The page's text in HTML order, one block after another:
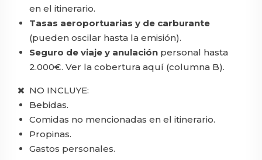
en el itinerario.
Tasas aeroportuarias y de carburante
(pueden oscilar hasta la emisión).
Seguro de viaje y anulación personal hasta
2.000€. Ver la cobertura aquí (columna B).
NO INCLUYE:
Bebidas.
Comidas no mencionadas en el itinerario.
Propinas.
Gastos personales.